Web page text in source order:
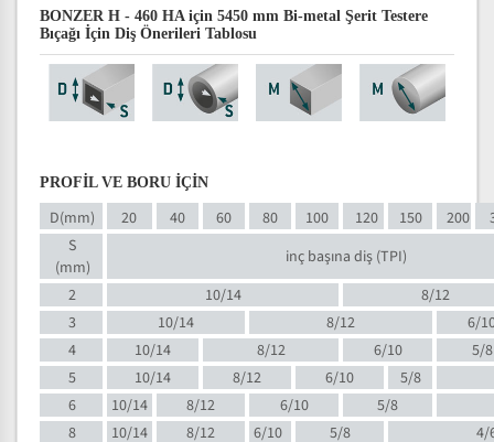
BONZER H - 460 HA için 5450 mm Bi-metal Şerit Testere
Bıçağı İçin Diş Önerileri Tablosu
PROFİL VE BORU İÇİN
D(mm) 20 40 60 80 100 120 150 200
S
(mm)
inç başına diş (TPI)
2
10/14
8/12
3
10/14 8/12
6/
4
10/14 8/12 6/10
5/8
5
10/14 8/12 6/10
5/8
6
10/14 8/12 6/10
5/8
8
10/14 8/12 6/10 5/8
4/